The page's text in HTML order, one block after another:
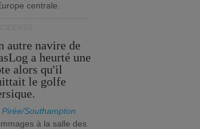
centrale.
autre navire de
a heurté une
alors qu'il
le golfe
Pirée/Southampton
à la salle des